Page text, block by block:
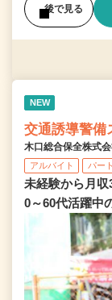
後で見る
NEW
交通誘導警備
木口総合保全株式
アルバイト パート
未経験から月
0～60代活躍中